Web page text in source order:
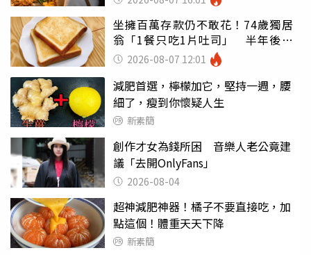
坐擁百萬存款仍不敢花！74歲獨居
翁「1餐只吃1片吐司」 半年後暴
瘦嚇壞女兒
2026-08-07 12:01
減肥首選，檸檬加它，堅持一週，腰
細了，瘦到你懷疑人生
新素簡
創作才女為錢所困 音樂人老公竟建
議「去開OnlyFans」
2026-08-04
超神減肥神器！橘子不要直接吃，加
點這個！體重天天下降
新素簡